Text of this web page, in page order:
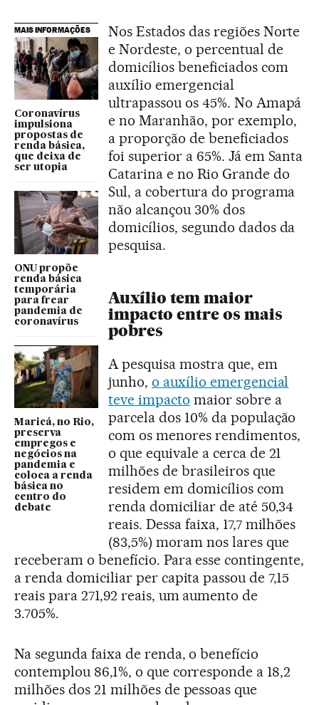
MAIS INFORMAÇÕES
Coronavírus
impulsiona
propostas de
renda básica,
que deixa de
ser utopia
ONU propõe
renda básica
temporária
para frear
pandemia de
coronavírus
Maricá, no Rio,
preserva
empregos e
negócios na
pandemia e
coloca a renda
básica no
centro do
debate
Nos Estados das regiões Norte
e Nordeste, o percentual de
domicílios beneficiados com
auxílio emergencial
ultrapassou os 45%. No Amapá
e no Maranhão, por exemplo,
a proporção de beneficiados
foi superior a 65%. Já em Santa
Catarina e no Rio Grande do
Sul, a cobertura do programa
não alcançou 30% dos
domicílios, segundo dados da
pesquisa.
Auxílio tem maior
impacto entre os mais
pobres
A pesquisa mostra que, em
junho, o auxílio emergencial
teve impacto maior sobre a
parcela dos 10% da população
com os menores rendimentos,
o que equivale a cerca de 21
milhões de brasileiros que
residem em domicílios com
renda domiciliar de até 50,34
reais. Dessa faixa, 17,7 milhões
(83,5%) moram nos lares que
receberam o benefício. Para esse contingente,
a renda domiciliar per capita passou de 7,15
reais para 271,92 reais, um aumento de
3.705%.
Na segunda faixa de renda, o benefício
contemplou 86,1%, o que corresponde a 18,2
milhões dos 21 milhões de pessoas que